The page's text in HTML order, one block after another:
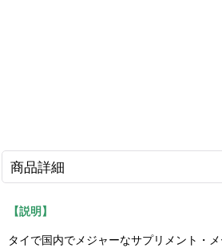
商品詳細
【説明】
タイで国内でメジャーなサプリメント・